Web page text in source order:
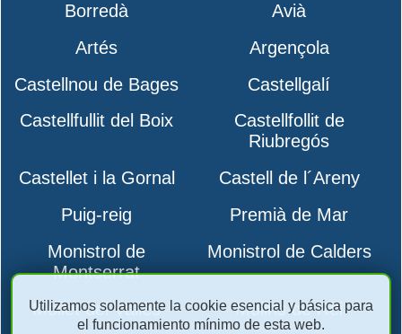
Borredà
Avià
Artés
Argençola
Castellnou de Bages
Castellgalí
Castellfullit del Boix
Castellfollit de
Riubregós
Castellet i la Gornal
Castell de l´Areny
Puig-reig
Premià de Mar
Monistrol de
Montserrat
Monistrol de Calders
Mollet del Vallès Molins de Rei
Utilizamos solamente la cookie esencial y básica para
el funcionamiento mínimo de esta web.